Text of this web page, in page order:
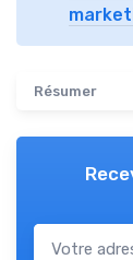
Résumer